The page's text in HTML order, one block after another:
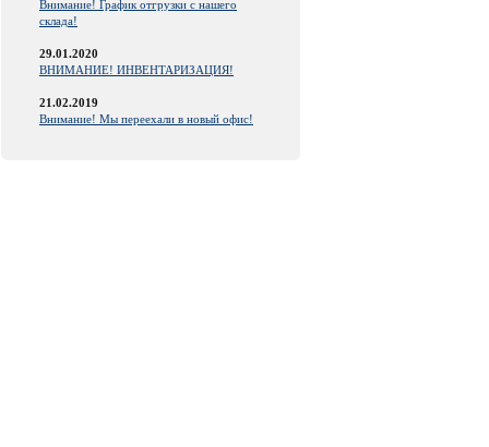
Внимание! График отгрузки с нашего
склада!
29.01.2020
ВНИМАНИЕ! ИНВЕНТАРИЗАЦИЯ!
21.02.2019
Внимание! Мы переехали в новый офис!